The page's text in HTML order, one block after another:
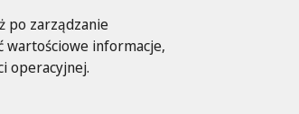
po zarządzanie
wartościowe informacje,
operacyjnej.